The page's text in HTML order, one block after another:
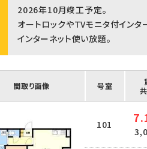
2026年10月竣工予定。
オートロックやTVモニタ付インタ
インターネット使い放題。
間取り画像 号室
101